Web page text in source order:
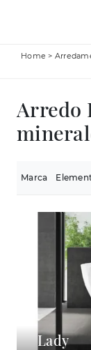
Home >
Arredo
Marca
Lady